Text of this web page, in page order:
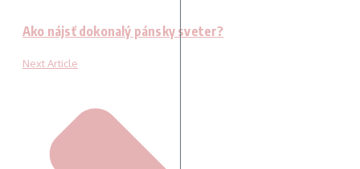
Ako nájsť dokonalý pánsky sveter?
Next Article